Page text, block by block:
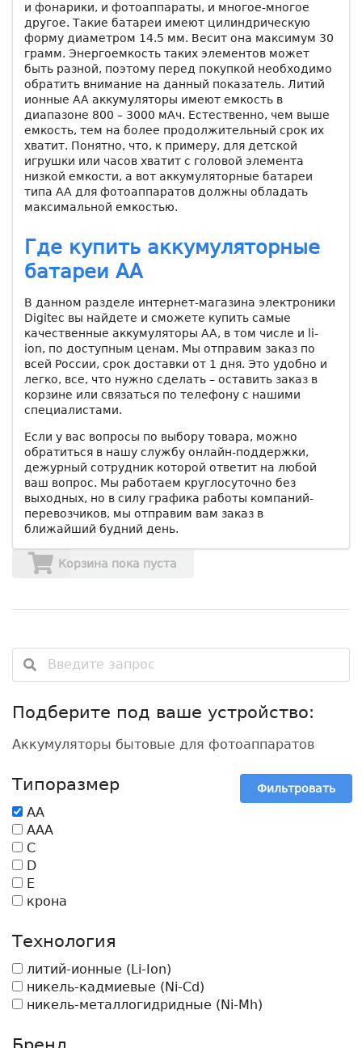
и фонарики, и фотоаппараты, и многое-многое
другое. Такие батареи имеют цилиндрическую
форму диаметром 14.5 мм. Весит она максимум 30
грамм. Энергоемкость таких элементов может
быть разной, поэтому перед покупкой необходимо
обратить внимание на данный показатель. Литий
ионные AA аккумуляторы имеют емкость в
диапазоне 800 – 3000 мАч. Естественно, чем выше
емкость, тем на более продолжительный срок их
хватит. Понятно, что, к примеру, для детской
игрушки или часов хватит с головой элемента
низкой емкости, а вот аккумуляторные батареи
типа АА для фотоаппаратов должны обладать
максимальной емкостью.
Где купить аккумуляторные
батареи AA
В данном разделе интернет-магазина электроники
Digiteс вы найдете и сможете купить самые
качественные аккумуляторы АА, в том числе и li-
ion, по доступным ценам. Мы отправим заказ по
всей России, срок доставки от 1 дня. Это удобно и
легко, все, что нужно сделать – оставить заказ в
корзине или связаться по телефону с нашими
специалистами.
Если у вас вопросы по выбору товара, можно
обратиться в нашу службу онлайн-поддержки,
дежурный сотрудник которой ответит на любой
ваш вопрос. Мы работаем круглосуточно без
выходных, но в силу графика работы компаний-
перевозчиков, мы отправим вам заказ в
ближайший будний день.
Корзина пока пуста
Подберите под ваше устройство:
Аккумуляторы бытовые для фотоаппаратов
Фильтровать
Типоразмер
AA
AAA
C
D
E
крона
Технология
литий-ионные (Li-Ion)
никель-кадмиевые (Ni-Cd)
никель-металлогидридные (Ni-Mh)